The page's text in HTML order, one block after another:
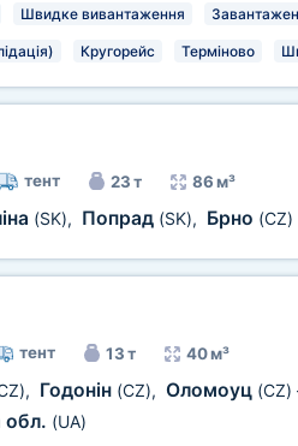
Швидке вивантаження
Кругорейс Терміново
тент 23 т 86 м³
(SK), Попрад (SK), Брно (CZ)
тент 13 т 40 м³
, Годонін (CZ), Оломоуц (CZ)
обл. (UA)